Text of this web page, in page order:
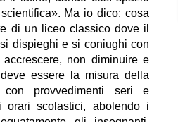
Ma io dico: cosa
di un liceo classico dove il
dispieghi e si coniughi con
non diminuire e
essere la misura della
provvedimenti seri e
orari scolastici, abolendo i